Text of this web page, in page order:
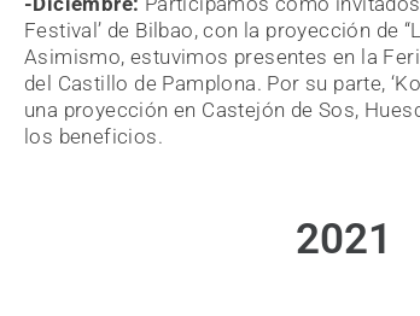
Festival’ de Bilbao, con la proyección de
Asimismo, estuvimos presentes en la
del Castillo de Pamplona. Por su parte,
una proyección en Castejón de Sos,
los beneficios.
2021